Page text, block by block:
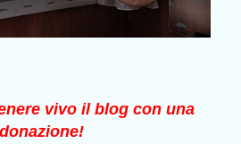
vivo il blog con una
donazione!